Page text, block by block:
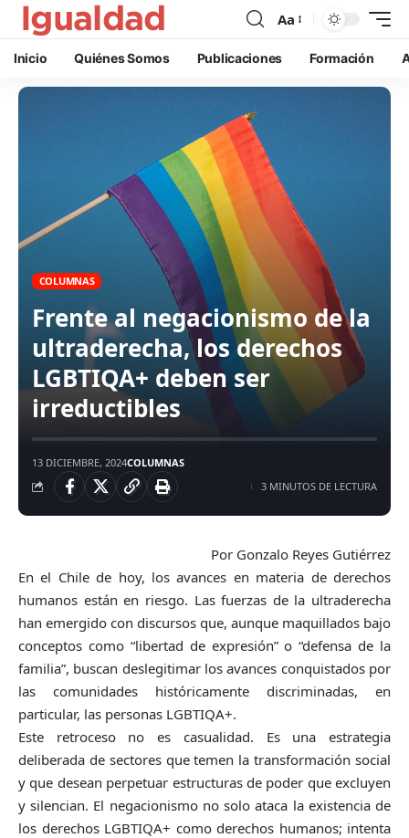
Aa
Inicio Quiénes Somos Publicaciones Formación
COLUMNAS
Frente al negacionismo de la
ultraderecha, los derechos
LGBTIQA+ deben ser
irreductibles
13 DICIEMBRE, 2024COLUMNAS
3 MINUTOS DE LECTURA
Por Gonzalo Reyes Gutiérrez
En el Chile de hoy, los avances en materia de derechos
humanos están en riesgo. Las fuerzas de la ultraderecha
han emergido con discursos que, aunque maquillados bajo
conceptos como “libertad de expresión” o “defensa de la
familia”, buscan deslegitimar los avances conquistados por
las comunidades históricamente discriminadas, en
particular, las personas LGBTIQA+.
Este retroceso no es casualidad. Es una estrategia
deliberada de sectores que temen la transformación social
y que desean perpetuar estructuras de poder que excluyen
y silencian. El negacionismo no solo ataca la existencia de
los derechos LGBTIQA+ como derechos humanos; intenta